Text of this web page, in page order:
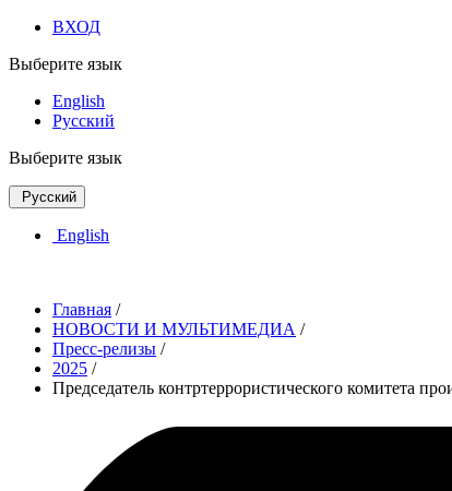
ВХОД
Выберите язык
English
Русский
Выберите язык
Русский
English
Главная /
НОВОСТИ И МУЛЬТИМЕДИА /
Пресс-релизы /
2025 /
Председатель контртеррористического комитета